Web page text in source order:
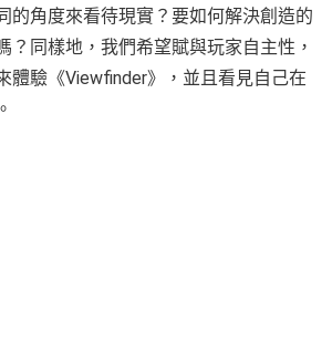
的角度來看待現實？要如何解決創造的
？同樣地，我們希望賦與玩家自主性，
體驗《Viewfinder》，並且看見自己在